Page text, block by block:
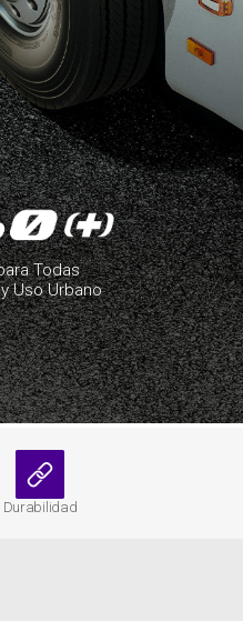
Todas
Uso Urbano
Durabilidad